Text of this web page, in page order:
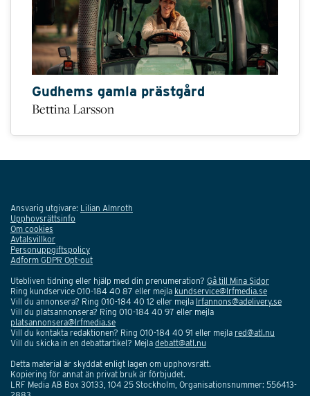
Gudhems gamla prästgård
Bettina Larsson
Ansvarig utgivare: Lilian Almroth
Upphovsrättsinfo
Om cookies
Avtalsvillkor
Personuppgiftspolicy
Adform GDPR Opt-out
Utebliven tidning eller hjälp med din prenumeration? Gå till Mina Sidor
Ring kundservice 010-184 40 87 eller mejla kundservice@lrfmedia.se
Vill du annonsera? Ring 010-184 40 12 eller mejla lrfannons@adelivery.se
Vill du platsannonsera? Ring 010-184 40 97 eller mejla
platsannonsera@lrfmedia.se
Vill du kontakta redaktionen? Ring 010-184 40 91 eller mejla red@atl.nu
Vill du skicka in en debattartikel? Mejla debatt@atl.nu
Detta material är skyddat enligt lagen om upphovsrätt.
Kopiering för annat än privat bruk är förbjudet.
LRF Media AB Box 30133, 104 25 Stockholm, Organisationsnummer: 556413-